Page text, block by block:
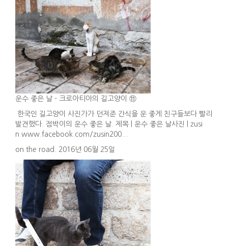
운수 좋은 날 - 크로아티아의 길고양이 ⑪
한국인 길고양이 사진가가 던져준 간식을 운 좋게 친구들보다 빨리
발견했다. 점박이의 운수 좋은 날. 제목 | 운수 좋은 날사진 | zusi
n www.facebook.com/zusin200...
on the road. 2016년 06월 25일